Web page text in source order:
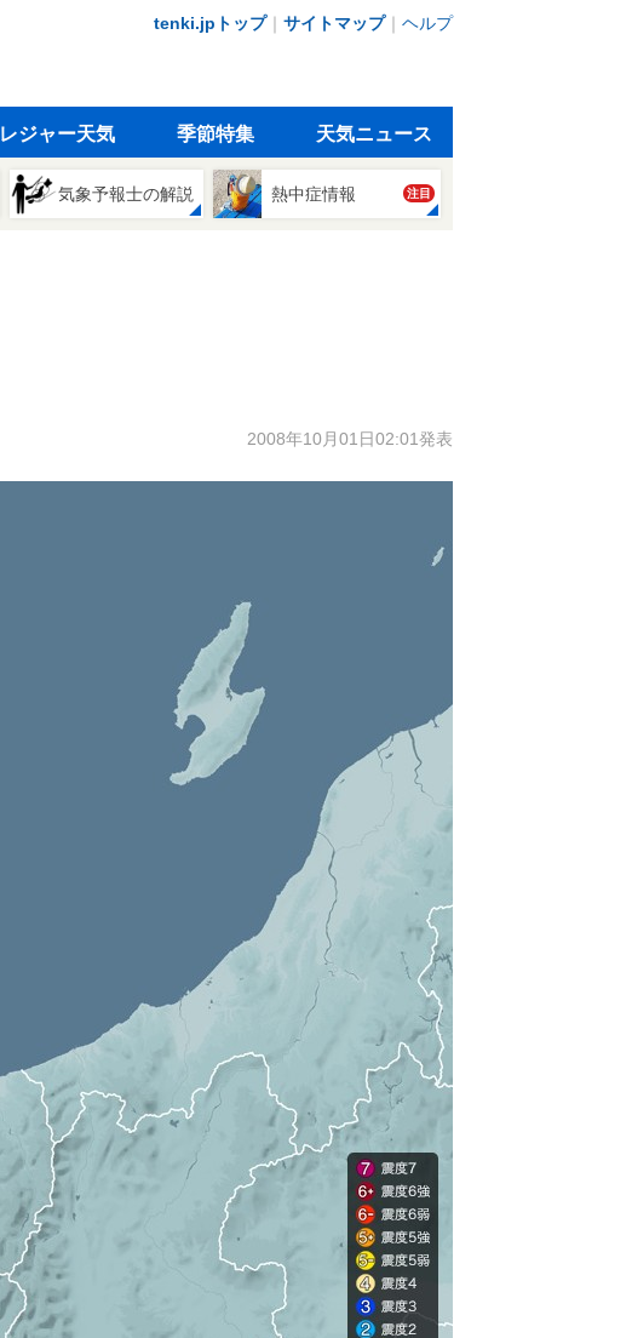
tenki.jpトップ｜ サイトマップ｜ ヘルプ
レジャー天気 季節特集 天気ニュース
気象予報士の解説 熱中症情報 注目
2008年10月01日02:01発表